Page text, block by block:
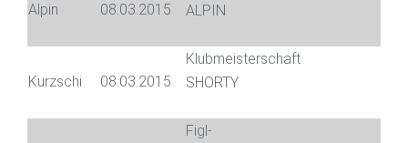
Alpin 08.03.2015
ALPIN
Kurzschi 08.03.2015
Klubmeisterschaft
SHORTY
Figl-